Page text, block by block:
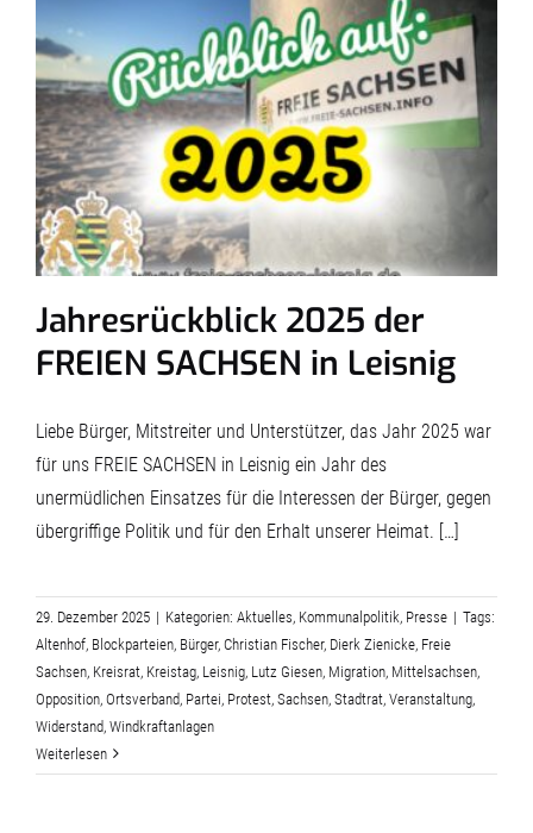
Jahresrückblick 2025 der
FREIEN SACHSEN in Leisnig
Liebe Bürger, Mitstreiter und Unterstützer, das Jahr 2025 war
für uns FREIE SACHSEN in Leisnig ein Jahr des
unermüdlichen Einsatzes für die Interessen der Bürger, gegen
übergriffige Politik und für den Erhalt unserer Heimat. […]
29. Dezember 2025 | Kategorien: Aktuelles, Kommunalpolitik, Presse | Tags:
Altenhof, Blockparteien, Bürger, Christian Fischer, Dierk Zienicke, Freie
Sachsen, Kreisrat, Kreistag, Leisnig, Lutz Giesen, Migration, Mittelsachsen,
Opposition, Ortsverband, Partei, Protest, Sachsen, Stadtrat, Veranstaltung,
Widerstand, Windkraftanlagen
Weiterlesen